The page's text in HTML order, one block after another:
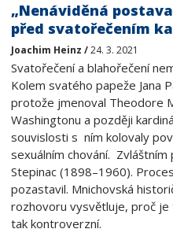
„Nenáviděná
před svatořečením
Joachim Heinz /24. 3. 2021
Svatořečení a blahořečení
Kolem svatého papeže Jana
protože jmenoval Theodore
Washingtonu a později
souvislosti s ním kolovaly
sexuálním chování.
Stepinac (1898–1960).
pozastavil. Mnichovská
rozhovoru vysvětluje, proč
tak kontroverzní.